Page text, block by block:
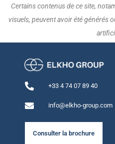
Certains contenus de ce site,
visuels, peuvent avoir été générés
+33 4 74 07 89 40
info@elkho-group.com
Consulter la brochure